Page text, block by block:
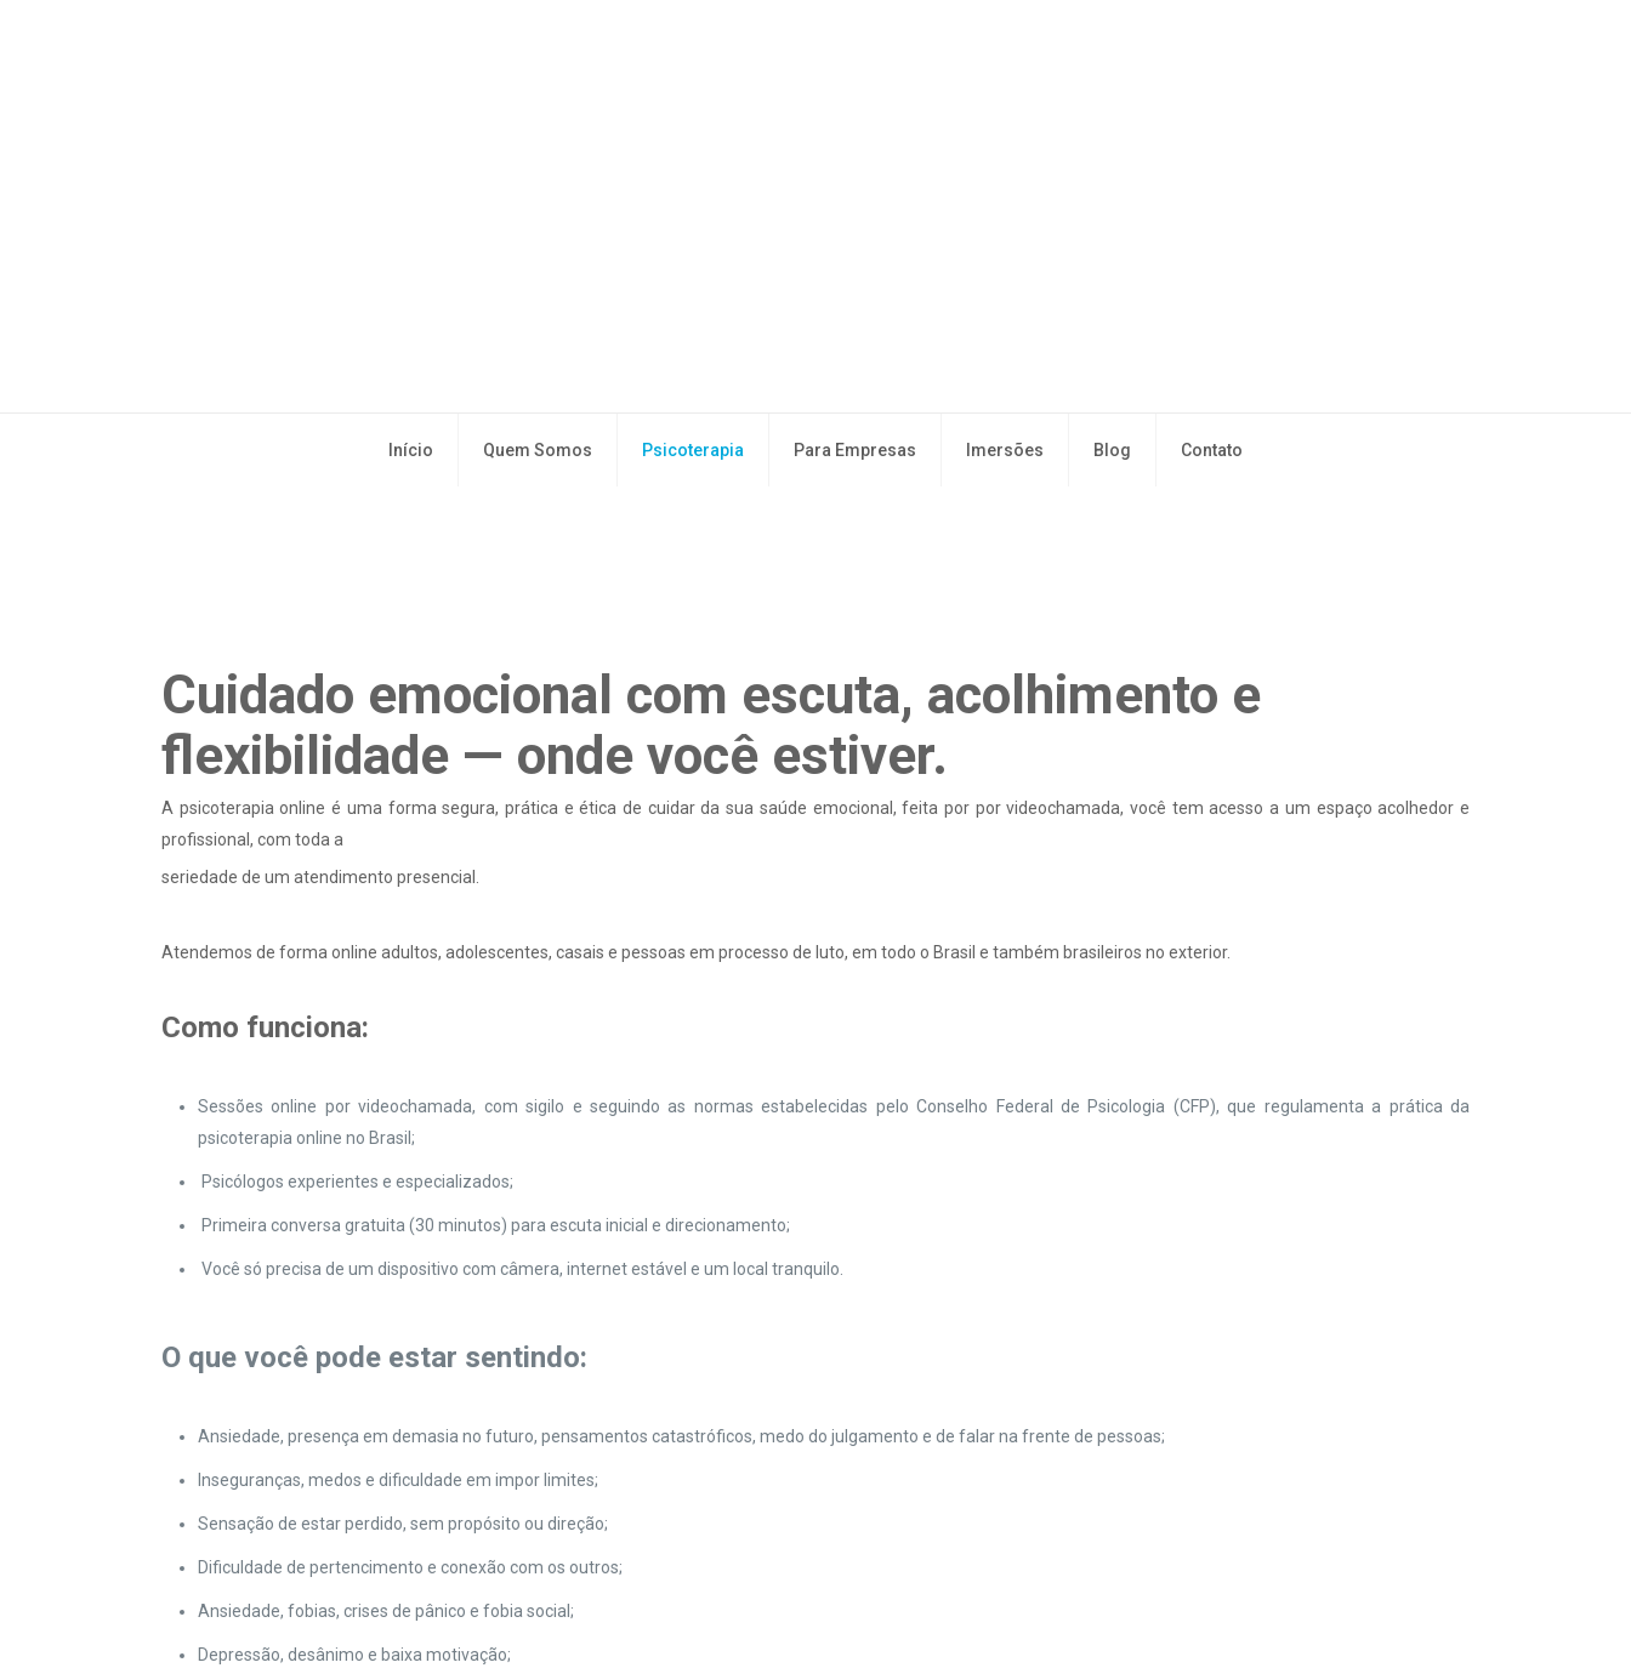
Início Quem Somos Psicoterapia Para Empresas Imersões Blog Contato
Cuidado emocional com escuta, acolhimento e
flexibilidade — onde você estiver.
A psicoterapia online é uma forma segura, prática e ética de cuidar da sua saúde emocional, feita por por videochamada, você tem acesso a um espaço acolhedor e
profissional, com toda a
seriedade de um atendimento presencial.
Atendemos de forma online adultos, adolescentes, casais e pessoas em processo de luto, em todo o Brasil e também brasileiros no exterior.
Como funciona:
Sessões online por videochamada, com sigilo e seguindo as normas estabelecidas pelo Conselho Federal de Psicologia (CFP), que regulamenta a prática da
psicoterapia online no Brasil;
Psicólogos experientes e especializados;
Primeira conversa gratuita (30 minutos) para escuta inicial e direcionamento;
Você só precisa de um dispositivo com câmera, internet estável e um local tranquilo.
O que você pode estar sentindo:
Ansiedade, presença em demasia no futuro, pensamentos catastróficos, medo do julgamento e de falar na frente de pessoas;
Inseguranças, medos e dificuldade em impor limites;
Sensação de estar perdido, sem propósito ou direção;
Dificuldade de pertencimento e conexão com os outros;
Ansiedade, fobias, crises de pânico e fobia social;
Depressão, desânimo e baixa motivação;